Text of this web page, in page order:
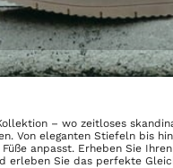
– wo zeitloses
Von eleganten Stiefeln bis
anpasst. Erheben Sie
erleben Sie das perfekte